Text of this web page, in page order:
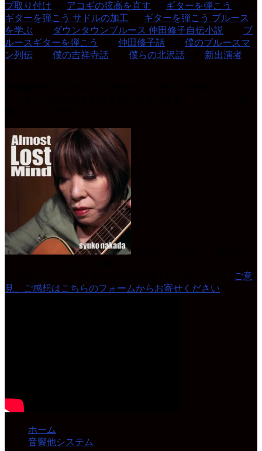
プ取り付け
アコギの弦高を直す ギターを弾こう
ギターを弾こう サドルの加工
ギターを弾こう ブルース
を学ぶ
ダウンタウンブルース 仲田修子自伝小説
ブ
ルースギターを弾こう
仲田修子話
僕のブルースマ
ン列伝
僕の吉祥寺話 僕らの北沢話
新出演者
ご意
見、ご感想はこちらのフォームからお寄せください
ホーム
音響他システム